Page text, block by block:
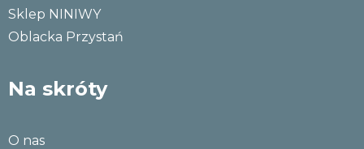
Sklep NINIWY
Oblacka Przystań
Na skróty
O nas